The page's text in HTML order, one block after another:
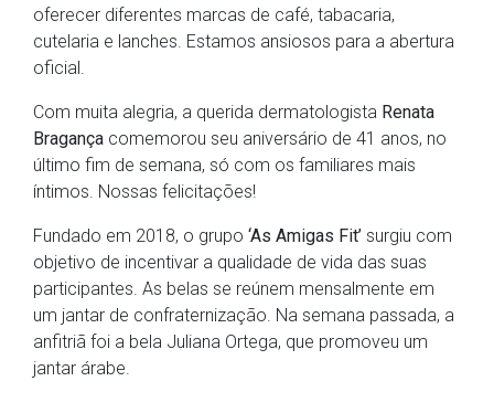
oferecer diferentes marcas de café, tabacaria,
cutelaria e lanches. Estamos ansiosos para a abertura
oficial.
Com muita alegria, a querida dermatologista Renata
Bragança comemorou seu aniversário de 41 anos, no
último fim de semana, só com os familiares mais
íntimos. Nossas felicitações!
Fundado em 2018, o grupo ‘As Amigas Fit’ surgiu com
objetivo de incentivar a qualidade de vida das suas
participantes. As belas se reúnem mensalmente em
um jantar de confraternização. Na semana passada, a
anfitriã foi a bela Juliana Ortega, que promoveu um
jantar árabe.